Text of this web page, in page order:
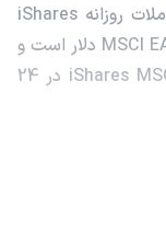
تومان در ایران معامله می‌شود. حجم معاملات روزانه iShares
MSCI EAFE Tokenized ETF (Ondo) 740,602.46 دلار است و
قیمت iShares MSCI EAFE Tokenized ETF (Ondo) در 24